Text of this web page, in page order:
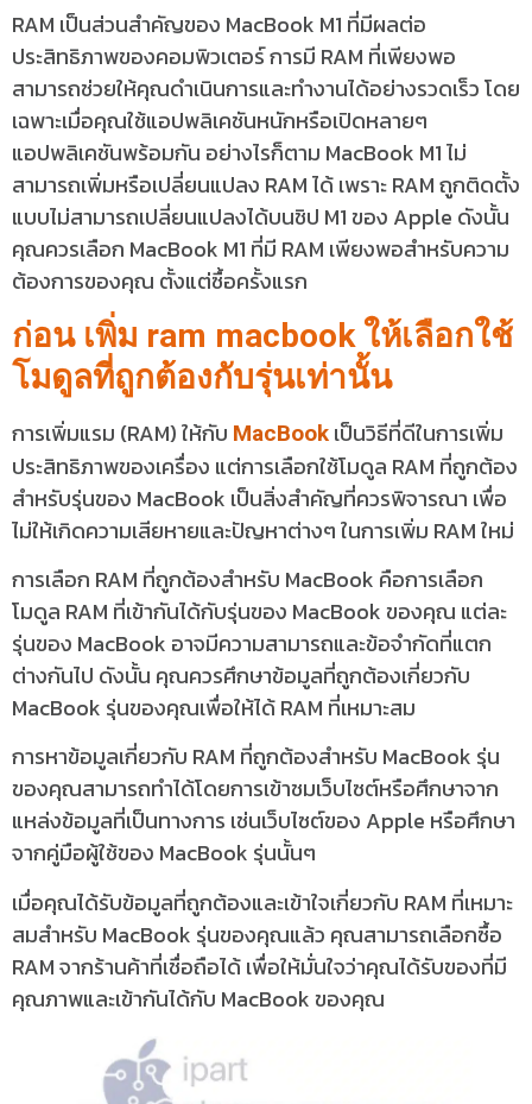
RAM เป็นส่วนสำคัญของ MacBook M1 ที่มีผลต่อ
ประสิทธิภาพของคอมพิวเตอร์ การมี RAM ที่เพียงพอ
สามารถช่วยให้คุณดำเนินการและทำงานได้อย่างรวดเร็ว โดย
เฉพาะเมื่อคุณใช้แอปพลิเคชันหนักหรือเปิดหลายๆ
แอปพลิเคชันพร้อมกัน อย่างไรก็ตาม MacBook M1 ไม่
สามารถเพิ่มหรือเปลี่ยนแปลง RAM ได้ เพราะ RAM ถูกติดตั้ง
แบบไม่สามารถเปลี่ยนแปลงได้บนชิป M1 ของ Apple ดังนั้น
คุณควรเลือก MacBook M1 ที่มี RAM เพียงพอสำหรับความ
ต้องการของคุณ ตั้งแต่ซื้อครั้งแรก
ก่อน เพิ่ม ram macbook ให้เลือกใช้
โมดูลที่ถูกต้องกับรุ่นเท่านั้น
การเพิ่มแรม (RAM) ให้กับ MacBook เป็นวิธีที่ดีในการเพิ่ม
ประสิทธิภาพของเครื่อง แต่การเลือกใช้โมดูล RAM ที่ถูกต้อง
สำหรับรุ่นของ MacBook เป็นสิ่งสำคัญที่ควรพิจารณา เพื่อ
ไม่ให้เกิดความเสียหายและปัญหาต่างๆ ในการเพิ่ม RAM ใหม่
การเลือก RAM ที่ถูกต้องสำหรับ MacBook คือการเลือก
โมดูล RAM ที่เข้ากันได้กับรุ่นของ MacBook ของคุณ แต่ละ
รุ่นของ MacBook อาจมีความสามารถและข้อจำกัดที่แตก
ต่างกันไป ดังนั้น คุณควรศึกษาข้อมูลที่ถูกต้องเกี่ยวกับ
MacBook รุ่นของคุณเพื่อให้ได้ RAM ที่เหมาะสม
การหาข้อมูลเกี่ยวกับ RAM ที่ถูกต้องสำหรับ MacBook รุ่น
ของคุณสามารถทำได้โดยการเข้าชมเว็บไซต์หรือศึกษาจาก
แหล่งข้อมูลที่เป็นทางการ เช่นเว็บไซต์ของ Apple หรือศึกษา
จากคู่มือผู้ใช้ของ MacBook รุ่นนั้นๆ
เมื่อคุณได้รับข้อมูลที่ถูกต้องและเข้าใจเกี่ยวกับ RAM ที่เหมาะ
สมสำหรับ MacBook รุ่นของคุณแล้ว คุณสามารถเลือกซื้อ
RAM จากร้านค้าที่เชื่อถือได้ เพื่อให้มั่นใจว่าคุณได้รับของที่มี
คุณภาพและเข้ากันได้กับ MacBook ของคุณ